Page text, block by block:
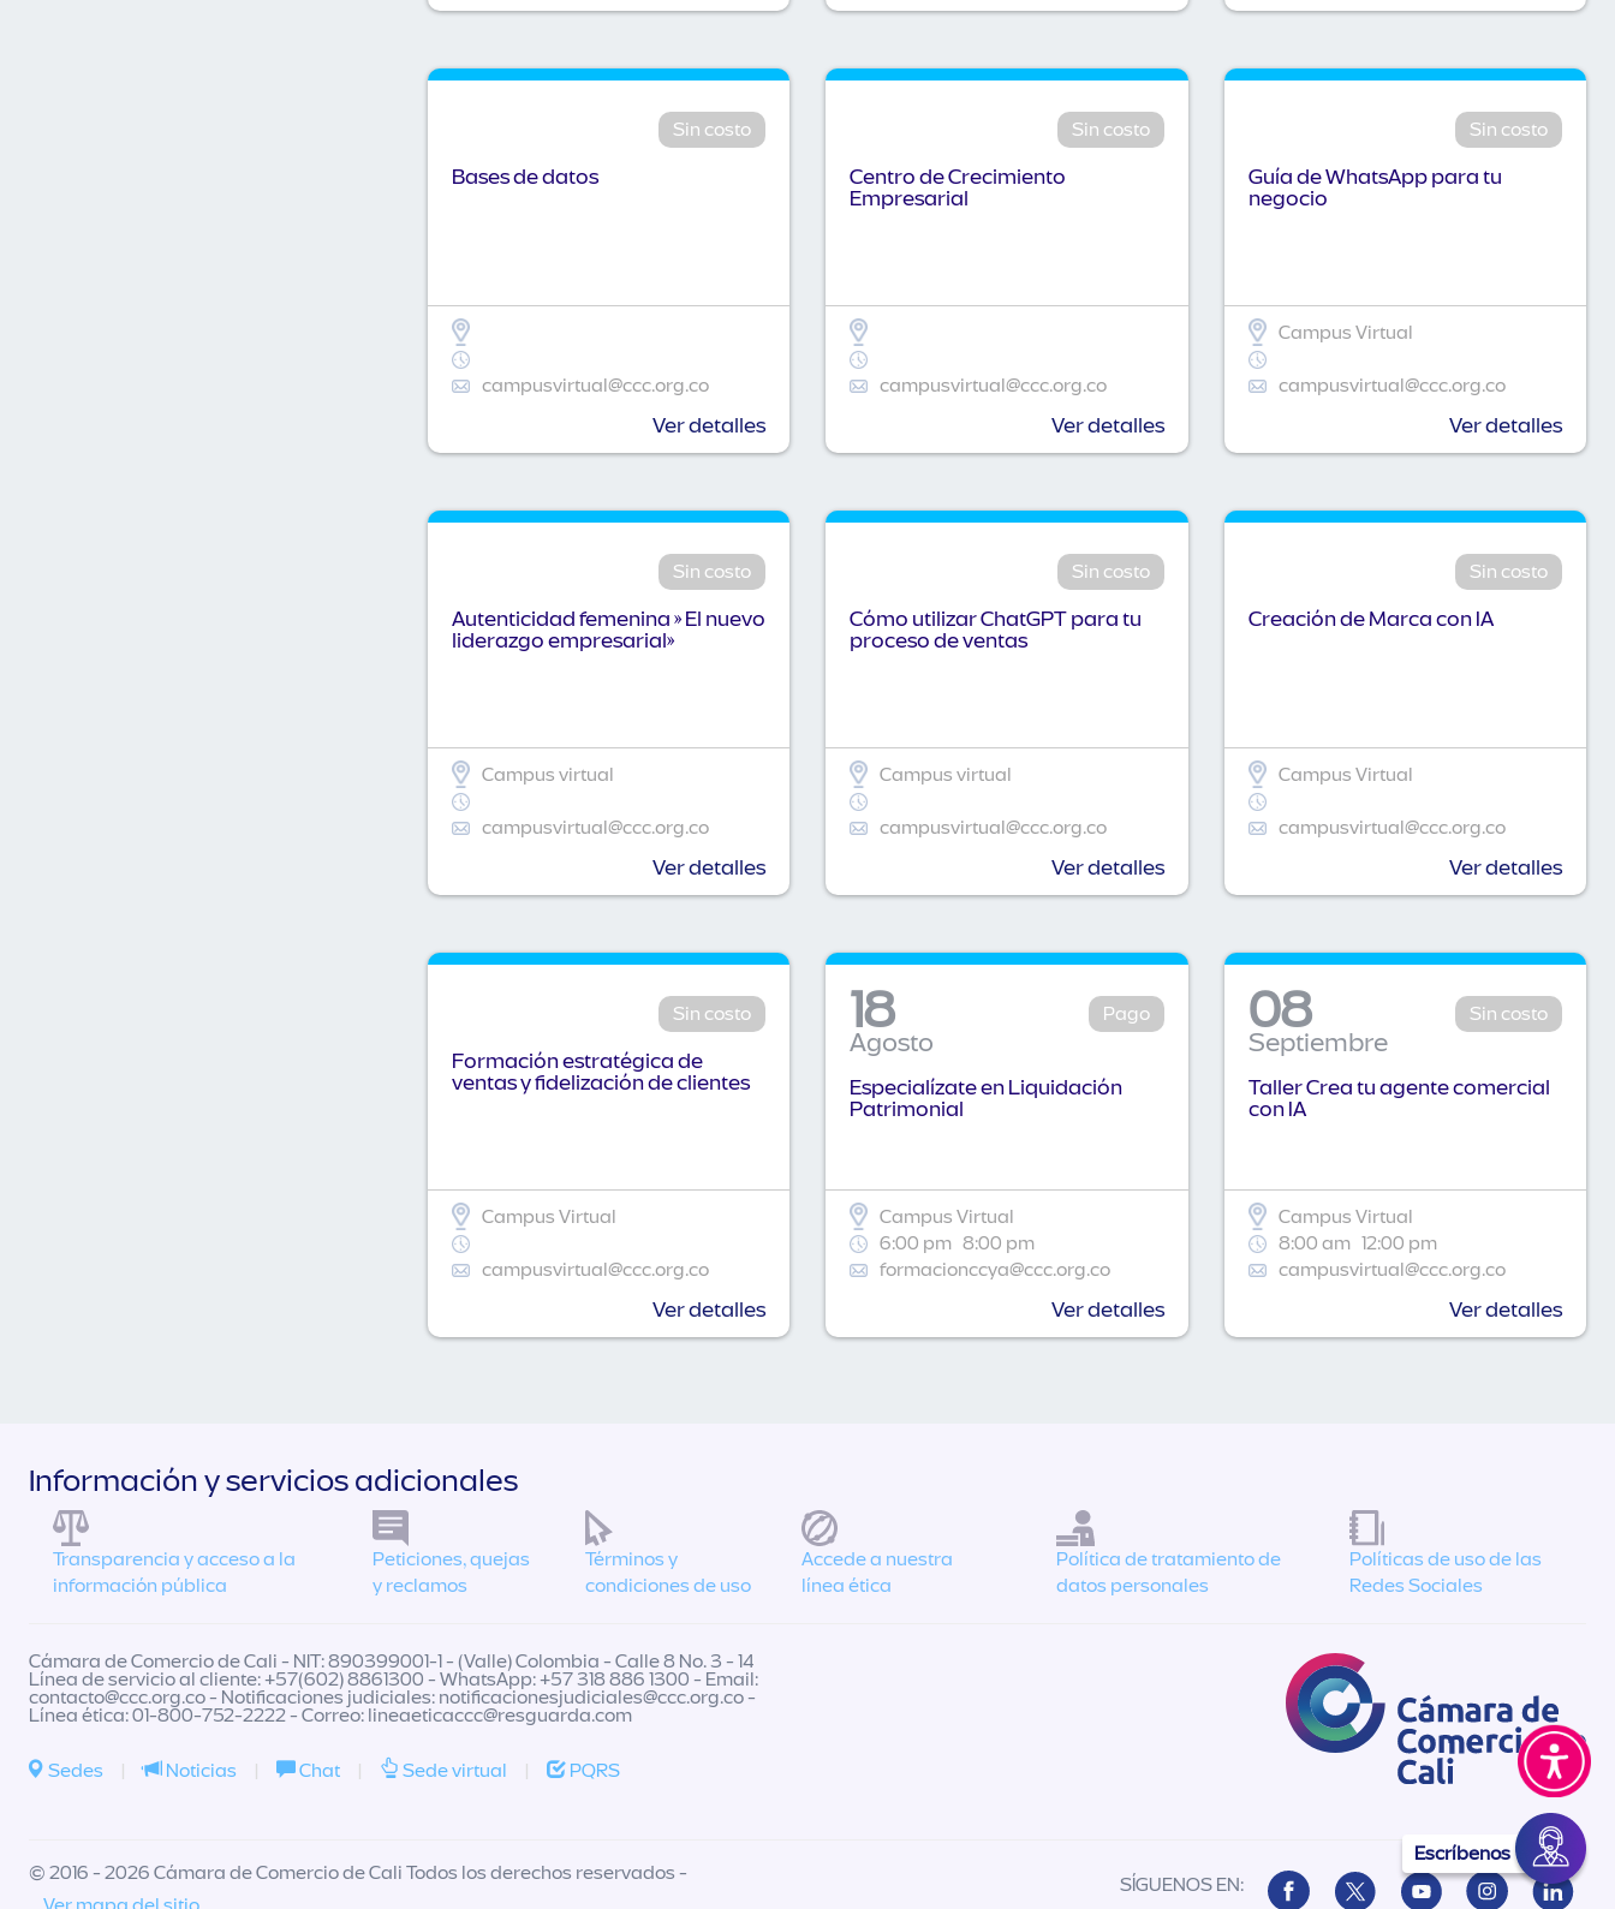
Sin costo
Bases de datos
campusvirtual@ccc.org.co
Ver detalles
Sin costo
Centro de Crecimiento
Empresarial
campusvirtual@ccc.org.co
Ver detalles
Sin costo
Guía de WhatsApp para tu
negocio
Campus Virtual
campusvirtual@ccc.org.co
Ver detalles
Sin costo
Autenticidad femenina » El nuevo
liderazgo empresarial»
Campus virtual
campusvirtual@ccc.org.co
Ver detalles
Sin costo
Cómo utilizar ChatGPT para tu
proceso de ventas
Campus virtual
campusvirtual@ccc.org.co
Ver detalles
Sin costo
Creación de Marca con IA
Campus Virtual
campusvirtual@ccc.org.co
Ver detalles
Sin costo
Formación estratégica de
ventas y fidelización de clientes
Campus Virtual
campusvirtual@ccc.org.co
Ver detalles
18
Agosto
Pago
Especialízate en Liquidación
Patrimonial
Campus Virtual
6:00 pm 8:00 pm
formacionccya@ccc.org.co
Ver detalles
08
Septiembre
Sin costo
Taller Crea tu agente comercial
con IA
Campus Virtual
8:00 am 12:00 pm
campusvirtual@ccc.org.co
Ver detalles
Escríbenos
Información y servicios adicionales
Transparencia y acceso a la
información pública
Peticiones, quejas
y reclamos
Términos y
condiciones de uso
Accede a nuestra
línea ética
Política de tratamiento de
datos personales
Políticas de uso de las
Redes Sociales
Cámara de Comercio de Cali - NIT: 890399001-1 - (Valle) Colombia - Calle 8 No. 3 - 14
Línea de servicio al cliente: +57(602) 8861300 - WhatsApp: +57 318 886 1300 - Email:
contacto@ccc.org.co- Notificaciones judiciales: notificacionesjudiciales@ccc.org.co-
Línea ética: 01-800-752-2222 - Correo: lineaeticaccc@resguarda.com
Sedes | Noticias | Chat | Sede virtual | PQRS
© 2016 - 2026 Cámara de Comercio de Cali Todos los derechos reservados -
SÍGUENOS EN: